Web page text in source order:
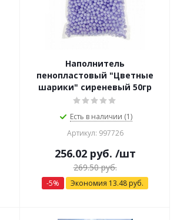
Наполнитель
пенопластовый "Цветные
шарики" сиреневый 50гр
Есть в наличии (1)
Артикул: 997726
256.02руб. /шт
269.50руб.
-5% Экономия 13.48 руб.